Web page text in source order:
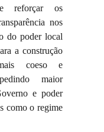
reforçar os
nos
do poder local
a construção
coeso e
maior
e poder
como o regime